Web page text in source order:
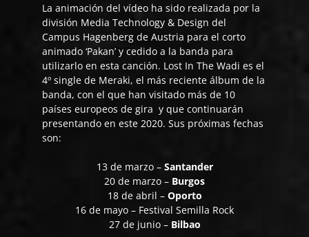
La animación del vídeo ha sido realizada por la
división Media Technology & Design del
Campus Hagenberg de Austria para el corto
animado ‘Pakan’ y cedido a la banda para
utilizarlo en esta canción. Lost In The Wadi es el
4º single de Meraki, el más reciente álbum de la
banda, con el que han visitado más de 10
países europeos de gira y que continuarán
presentando en este 2020. Sus próximas fechas
son:
13 de marzo – Santander
20 de marzo – Burgos
18 de abril – Oporto
16 de mayo – Festival Semilla Rock
27 de junio – Bilbao